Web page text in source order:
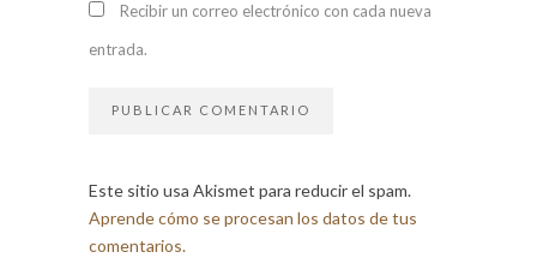
Recibir un correo electrónico con cada nueva
entrada.
Este sitio usa Akismet para reducir el spam.
Aprende cómo se procesan los datos de tus
comentarios.